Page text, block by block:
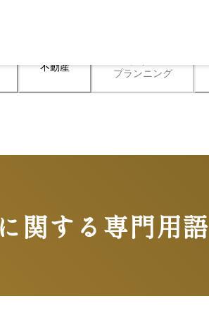
不動産
プランニング
関する専門用語